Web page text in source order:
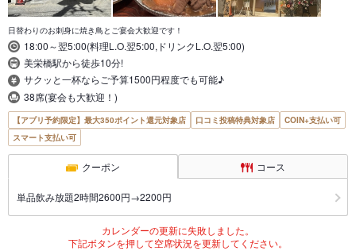
日替わりのお刺身に焼き鳥とご宴会大歓迎です！
18:00～翌5:00(料理L.O.翌5:00,ドリンクL.O.翌5:00)
美栄橋駅から徒歩10分!
サクッと一杯ならご予算1500円程度でも可能♪
38席(宴会も大歓迎！)
【アプリ予約限定】最大350ポイント還元対象店 口コミ投稿特典対象店
COIN+支払い可
スマート支払い可
クーポン コース
単品飲み放題2時間2600円→2200円
カレンダーの更新に失敗しました。
下記ボタンを押して空席状況を更新してください。